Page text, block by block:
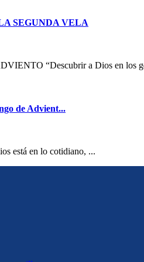
SEGUNDA VELA
“Descubrir a Dios en los
de Advient...
está en lo cotidiano, ...